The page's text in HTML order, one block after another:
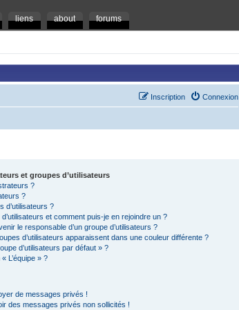
liens about forums
Connexion
Inscription
et groupes d’utilisateurs
?
?
d’utilisateurs ?
et comment puis-je en rejoindre un ?
le responsable d’un groupe d’utilisateurs ?
d’utilisateurs apparaissent dans une couleur différente ?
d’utilisateurs par défaut » ?
L’équipe » ?
de messages privés !
des messages privés non sollicités !